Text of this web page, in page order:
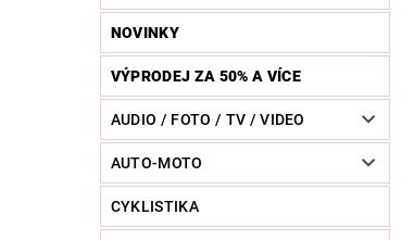
HUDEBNÍ NÁSTROJE CHYTRÉ
KOSMETIKA / ŠPERKY KOŽENÝ
POWERBANKY
ZVÍŘATA / CHOVATELSKÉ POTŘEBY
NOVINKY
VÝPRODEJ ZA 50% A VÍCE
AUDIO / FOTO / TV / VIDEO
AUTO-MOTO
CYKLISTIKA